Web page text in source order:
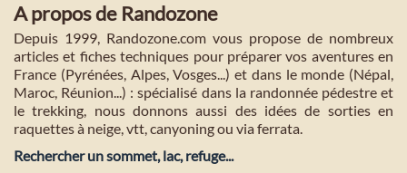
A propos de Randozone
Depuis 1999, Randozone.com vous propose de nombreux
articles et fiches techniques pour préparer vos aventures en
France (Pyrénées, Alpes, Vosges...) et dans le monde (Népal,
Maroc, Réunion...) : spécialisé dans la randonnée pédestre et
le trekking, nous donnons aussi des idées de sorties en
raquettes à neige, vtt, canyoning ou via ferrata.
Rechercher un sommet, lac, refuge...